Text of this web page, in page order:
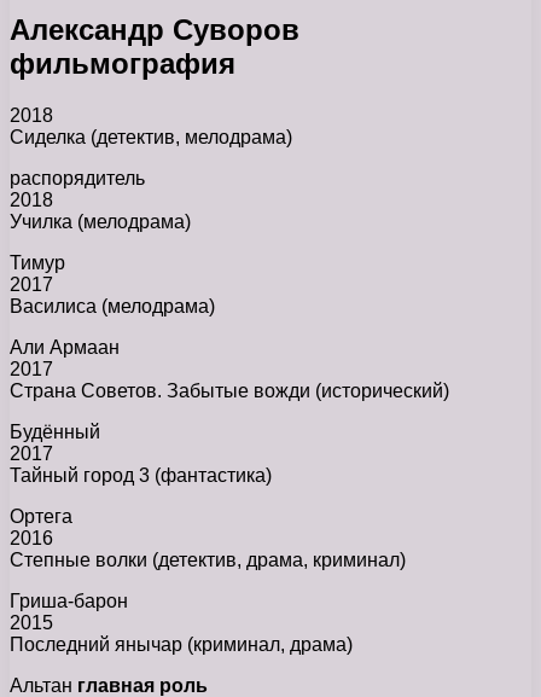
Александр Суворов
фильмография
2018
Сиделка (детектив, мелодрама)
распорядитель
2018
Училка (мелодрама)
Тимур
2017
Василиса (мелодрама)
Али Армаан
2017
Страна Советов. Забытые вожди (исторический)
Будённый
2017
Тайный город 3 (фантастика)
Ортега
2016
Степные волки (детектив, драма, криминал)
Гриша-барон
2015
Последний янычар (криминал, драма)
Альтан главная роль